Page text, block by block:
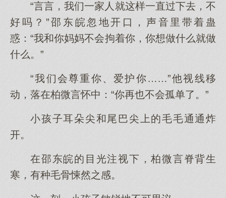
“言言，我们一家人就这样一直过下去，不
好吗？”邵东皖忽地开口，声音里带着蛊
惑：“我和你妈妈不会拘着你，你想做什么就做
什么。”
“我们会尊重你、爱护你……”他视线移
动，落在柏微言怀中：“你再也不会孤单了。”
小孩子耳朵尖和尾巴尖上的毛毛通通炸
开。
在邵东皖的目光注视下，柏微言脊背生
寒，有种毛骨悚然之感。